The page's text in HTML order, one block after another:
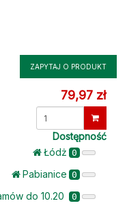
ZAPYTAJ O PRODUKT
79,97 zł
Dostępność
Łódż 0
Pabianice 0
do 10.20 0